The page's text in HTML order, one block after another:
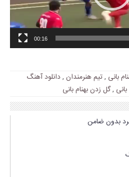
00:16
بانی ,تیم هنرمندان ,دانلود آهنگ
,گل زدن بهنام بانی
بدون ضامن